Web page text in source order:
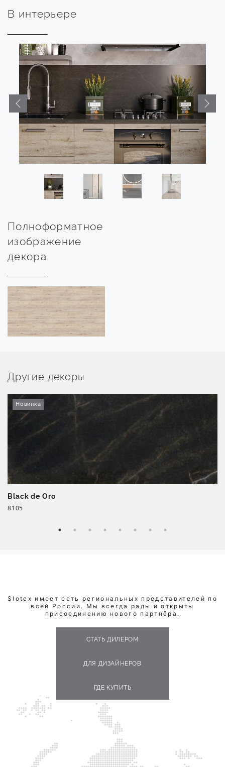
В интерьере
Полноформатное
изображение
декора
Другие декоры
Новинка
Black de Oro
8105
Slotex имеет сеть региональных представителей по
всей России. Мы всегда рады и открыты
присоединению нового партнёра.
СТАТЬ ДИЛЕРОМ
ДЛЯ ДИЗАЙНЕРОВ
ГДЕ КУПИТЬ